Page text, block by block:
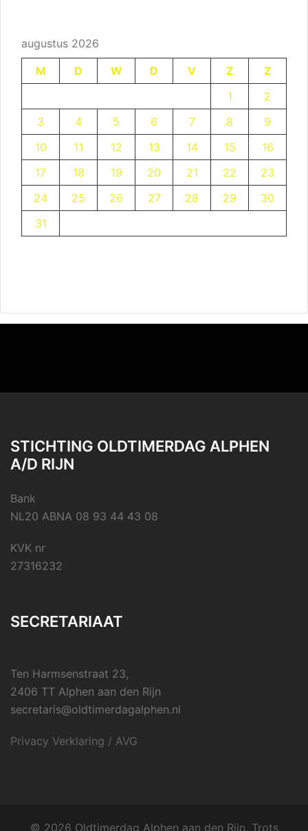
augustus 2026
M
D W D V Z
Z
1
2
3
4 5 6 7 8
9
10
11 12 13 14 15
16
17
18 19 20 21 22
23
24
25 26 27 28 29
30
31
STICHTING OLDTIMERDAG ALPHEN
A/D RIJN
Bank
NL20 ABNA 08 93 44 43 08
KVK nr
27316232
SECRETARIAAT
Ten Harmsenstraat 23,
2406 TT Alphen aan den Rijn
secretaris@oldtimerdagalphen.nl
Privacy Verklaring / AVG
© 2026 Oldtimerdag Alphen aan den Rijn. Trots